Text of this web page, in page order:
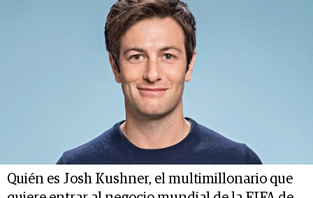
Quién es Josh Kushner, el multimillonario que